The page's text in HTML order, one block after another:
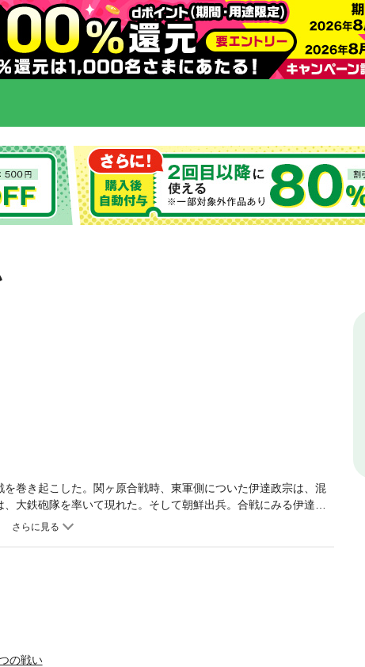
巻き起こした。関ヶ原合戦時、東軍側についた伊達政宗は、混
大鉄砲隊を率いて現れた。そして朝鮮出兵。合戦にみる伊達政
の戦い